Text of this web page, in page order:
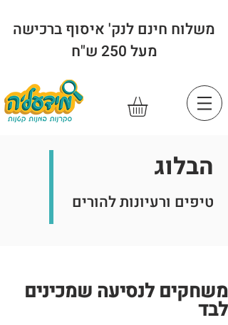
משלוח חינם לנק' איסוף ברכישה
מעל 250 ש"ח
הבלוג
טיפים ורעיונות להורים
משחקים לנסיעה שמכינים
לבד